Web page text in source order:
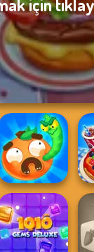
Worm Out: Brain
Teaser Games